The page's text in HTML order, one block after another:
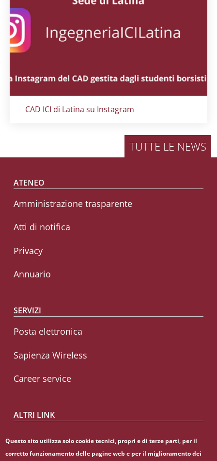
Titolo card:
CAD ICI di Latina su Instagram
TUTTE LE NEWS
Footer menu
ATENEO
Amministrazione trasparente
Atti di notifica
Privacy
Annuario
SERVIZI
Posta elettronica
Sapienza Wireless
Career service
ALTRI LINK
Questo sito utilizza solo cookie tecnici, propri e di terze parti, per il
corretto funzionamento delle pagine web e per il miglioramento dei